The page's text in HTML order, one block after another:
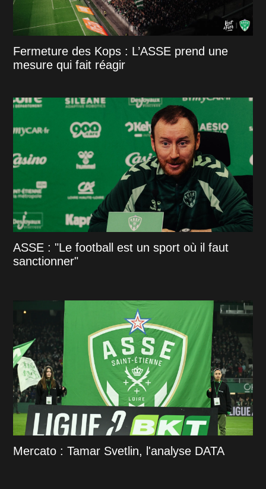
Fermeture des Kops : L’ASSE prend une
mesure qui fait réagir
ASSE : "Le football est un sport où il faut
sanctionner"
Mercato : Tamar Svetlin, l'analyse DATA